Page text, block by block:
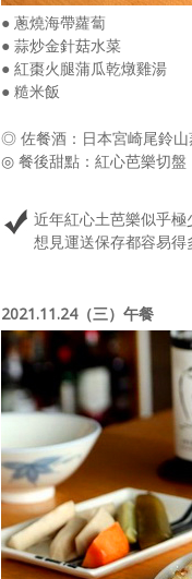
● 蔥燒海帶蘿蔔
● 蒜炒金針菇水菜
● 紅棗火腿蒲瓜乾燉雞湯
● 糙米飯
◎ 佐餐酒：日本宮崎尾鈴
◎ 餐後甜點：紅心芭樂切盤
近年紅心土芭樂似乎
想見運送保存都容易得
2021.11.24（三）午餐